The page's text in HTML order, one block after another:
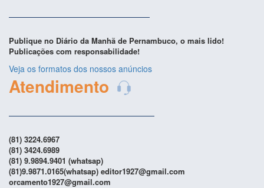
Publique no Diário da Manhã de Pernambuco, o mais lido!
Publicações com responsabilidade!
Veja os formatos dos nossos anúncios
Atendimento
(81) 3224.6967
(81) 3424.6989
(81) 9.9894.9401 (whatsap)
(81)9.9871.0165(whatsap) editor1927@gmail.com
orcamento1927@gmail.com